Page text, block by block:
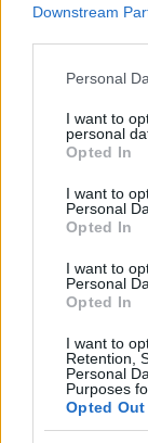
Downstream
Please note
not limited to
grant or deny
use your data
consent section.
Personal
I want to
personal
Opted In
I want to
Personal
Opted In
I want to
Personal
Opted In
I want to
Retention,
Personal
Purposes
Opted Out
Continua
LIFESTYLE